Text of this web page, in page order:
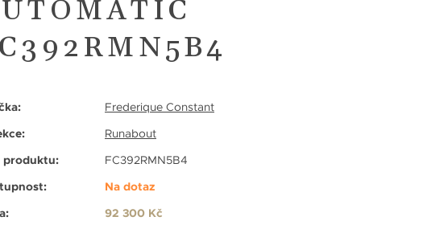
Frederique Constant
Runabout
produktu:
FC392RMN5B4
Na dotaz
92 300 Kč